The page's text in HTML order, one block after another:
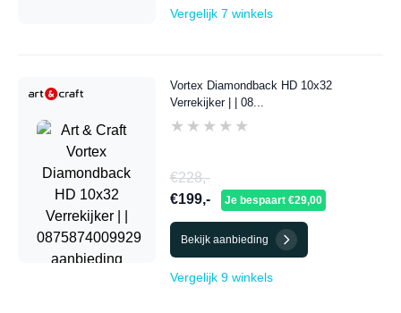
Vergelijk 7 winkels
Vortex Diamondback HD 10x32
Verrekijker | | 08...
★★★★★
★★★★★
€228,-
€199,-
Je bespaart €29,00
Bekijk aanbieding
Vergelijk 9 winkels